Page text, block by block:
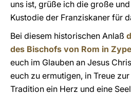
uns ist, grüße ich die große
Kustodie der Franziskaner für
Bei diesem historischen Anlaß
des Bischofs von Rom in
euch im Glauben an Jesus
euch zu ermutigen, in Treue
Tradition ein Herz und eine